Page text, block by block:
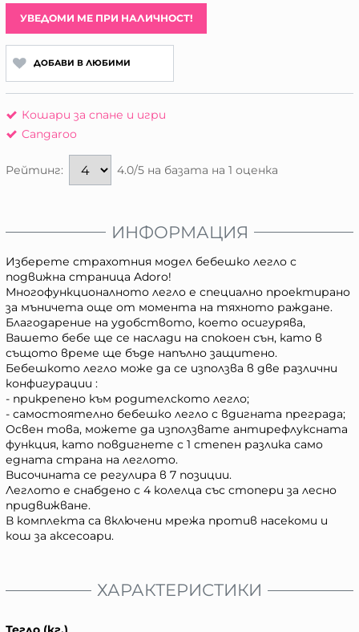
УВЕДОМИ МЕ ПРИ НАЛИЧНОСТ!
ДОБАВИ В ЛЮБИМИ
Кошари за спане и игри
Cangaroo
Рейтинг: 4.0/5 на базата на 1 оценка
ИНФОРМАЦИЯ
Изберете страхотния модел бебешко легло с
подвижна страница Adoro!
Многофункционалното легло е специално проектирано
за мъничета още от момента на тяхното раждане.
Благодарение на удобството, което осигурява,
Вашето бебе ще се наслади на спокоен сън, като в
същото време ще бъде напълно защитено.
Бебешкото легло може да се използва в две различни
конфигурации :
- прикрепено към родителското легло;
- самостоятелно бебешко легло с вдигната преграда;
Освен това, можете да използвате антирефлуксната
функция, като повдигнете с 1 степен разлика само
едната страна на леглото.
Височината се регулира в 7 позиции.
Леглото е снабдено с 4 колелца със стопери за лесно
придвижване.
В комплекта са включени мрежа против насекоми и
кош за аксесоари.
ХАРАКТЕРИСТИКИ